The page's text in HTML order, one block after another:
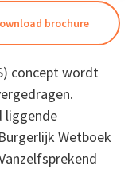
brochure
concept wordt
liggende
Wetboek